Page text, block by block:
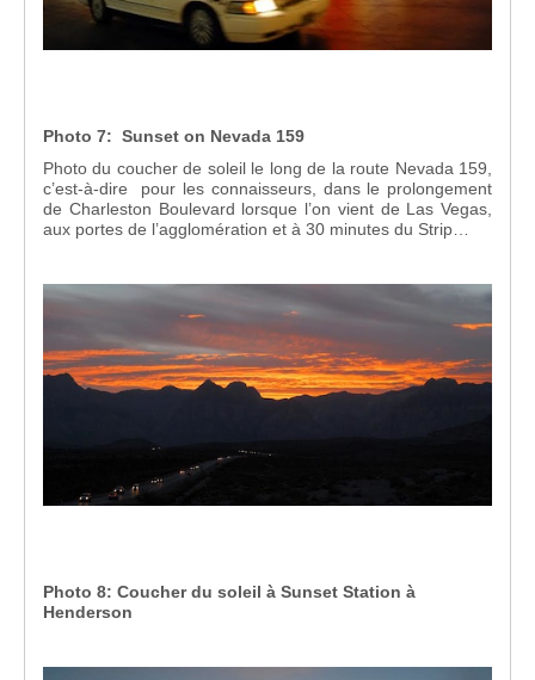
Photo 7: Sunset on Nevada 159
Photo du coucher de soleil le long de la route Nevada 159,
c’est-à-dire pour les connaisseurs, dans le prolongement
de Charleston Boulevard lorsque l’on vient de Las Vegas,
aux portes de l’agglomération et à 30 minutes du Strip…
Photo 8: Coucher du soleil à Sunset Station à
Henderson